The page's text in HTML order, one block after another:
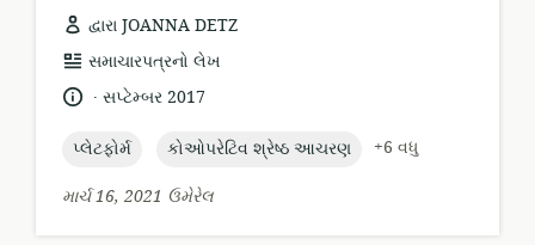
દ્વારા JOANNA DETZ
સંસાધન
બંધારણ:
સમાચારપત્રનો લેખ
ભાષા:.
પ્રકાશન
સપ્ટેમ્બર 2017
topic:
પ્લેટફોર્મ topic:
કોઓપરેટિવ શ્રેષ્ઠ આચરણ
+6 વધુ
માર્ચ 16, 2021 ઉમેરેલ